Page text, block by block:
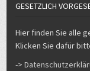
GESETZLICH
Hier finden Sie alle
Klicken Sie dafür
->